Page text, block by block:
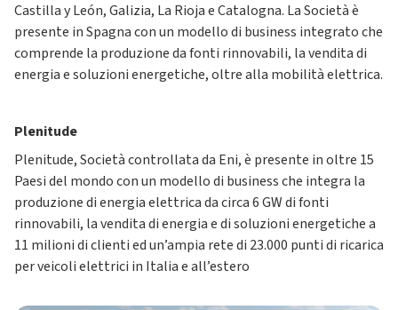
Castilla y León, Galizia, La Rioja e Catalogna. La Società è
presente in Spagna con un modello di business integrato che
comprende la produzione da fonti rinnovabili, la vendita di
energia e soluzioni energetiche, oltre alla mobilità elettrica.
Plenitude
Plenitude, Società controllata da Eni, è presente in oltre 15
Paesi del mondo con un modello di business che integra la
produzione di energia elettrica da circa 6 GW di fonti
rinnovabili, la vendita di energia e di soluzioni energetiche a
11 milioni di clienti ed un’ampia rete di 23.000 punti di ricarica
per veicoli elettrici in Italia e all’estero